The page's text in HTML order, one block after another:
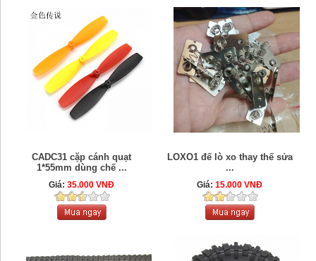
CADC31 cặp cánh quạt
1*55mm dùng chế ...
Giá:35.000 VNĐ
LOXO1 đế lò xo thay thế sửa
...
Giá:15.000 VNĐ